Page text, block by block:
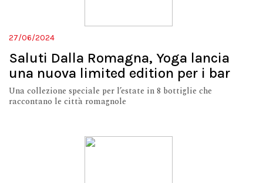
27/06/2024
Saluti Dalla Romagna, Yoga lancia
una nuova limited edition per i bar
Una collezione speciale per l’estate in 8 bottiglie che
raccontano le città romagnole